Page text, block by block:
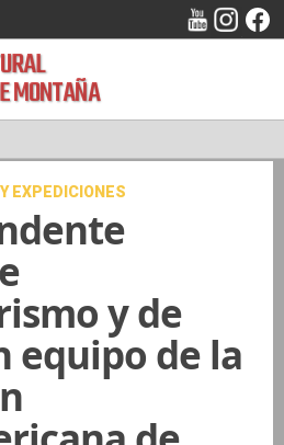
MONTAÑA
EXPEDICIONES
y de
equipo de la